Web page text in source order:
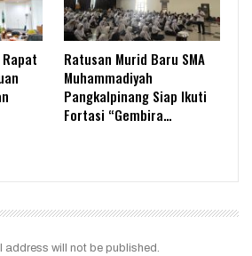
Ratusan Murid Baru SMA
Muhammadiyah
Pangkalpinang Siap Ikuti
Fortasi “Gembira…
address will not be published.